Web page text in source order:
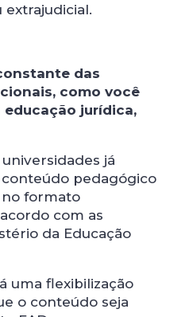
extrajudicial.
das
como você
educação jurídica,
já
pedagógico
formato
com as
da Educação
uma flexibilização
o conteúdo seja